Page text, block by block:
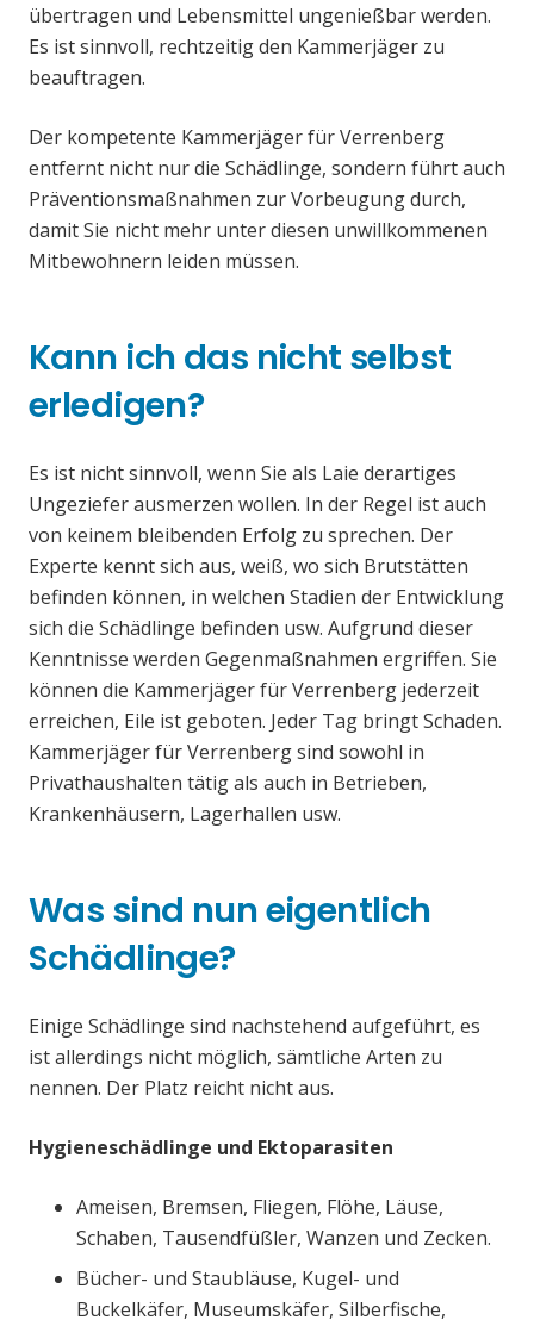
übertragen und Lebensmittel ungenießbar werden.
Es ist sinnvoll, rechtzeitig den Kammerjäger zu
beauftragen.
Der kompetente Kammerjäger für Verrenberg
entfernt nicht nur die Schädlinge, sondern führt auch
Präventionsmaßnahmen zur Vorbeugung durch,
damit Sie nicht mehr unter diesen unwillkommenen
Mitbewohnern leiden müssen.
Kann ich das nicht selbst
erledigen?
Es ist nicht sinnvoll, wenn Sie als Laie derartiges
Ungeziefer ausmerzen wollen. In der Regel ist auch
von keinem bleibenden Erfolg zu sprechen. Der
Experte kennt sich aus, weiß, wo sich Brutstätten
befinden können, in welchen Stadien der Entwicklung
sich die Schädlinge befinden usw. Aufgrund dieser
Kenntnisse werden Gegenmaßnahmen ergriffen. Sie
können die Kammerjäger für Verrenberg jederzeit
erreichen, Eile ist geboten. Jeder Tag bringt Schaden.
Kammerjäger für Verrenberg sind sowohl in
Privathaushalten tätig als auch in Betrieben,
Krankenhäusern, Lagerhallen usw.
Was sind nun eigentlich
Schädlinge?
Einige Schädlinge sind nachstehend aufgeführt, es
ist allerdings nicht möglich, sämtliche Arten zu
nennen. Der Platz reicht nicht aus.
Hygieneschädlinge und Ektoparasiten
Ameisen, Bremsen, Fliegen, Flöhe, Läuse,
Schaben, Tausendfüßler, Wanzen und Zecken.
Bücher- und Staubläuse, Kugel- und
Buckelkäfer, Museumskäfer, Silberfische,